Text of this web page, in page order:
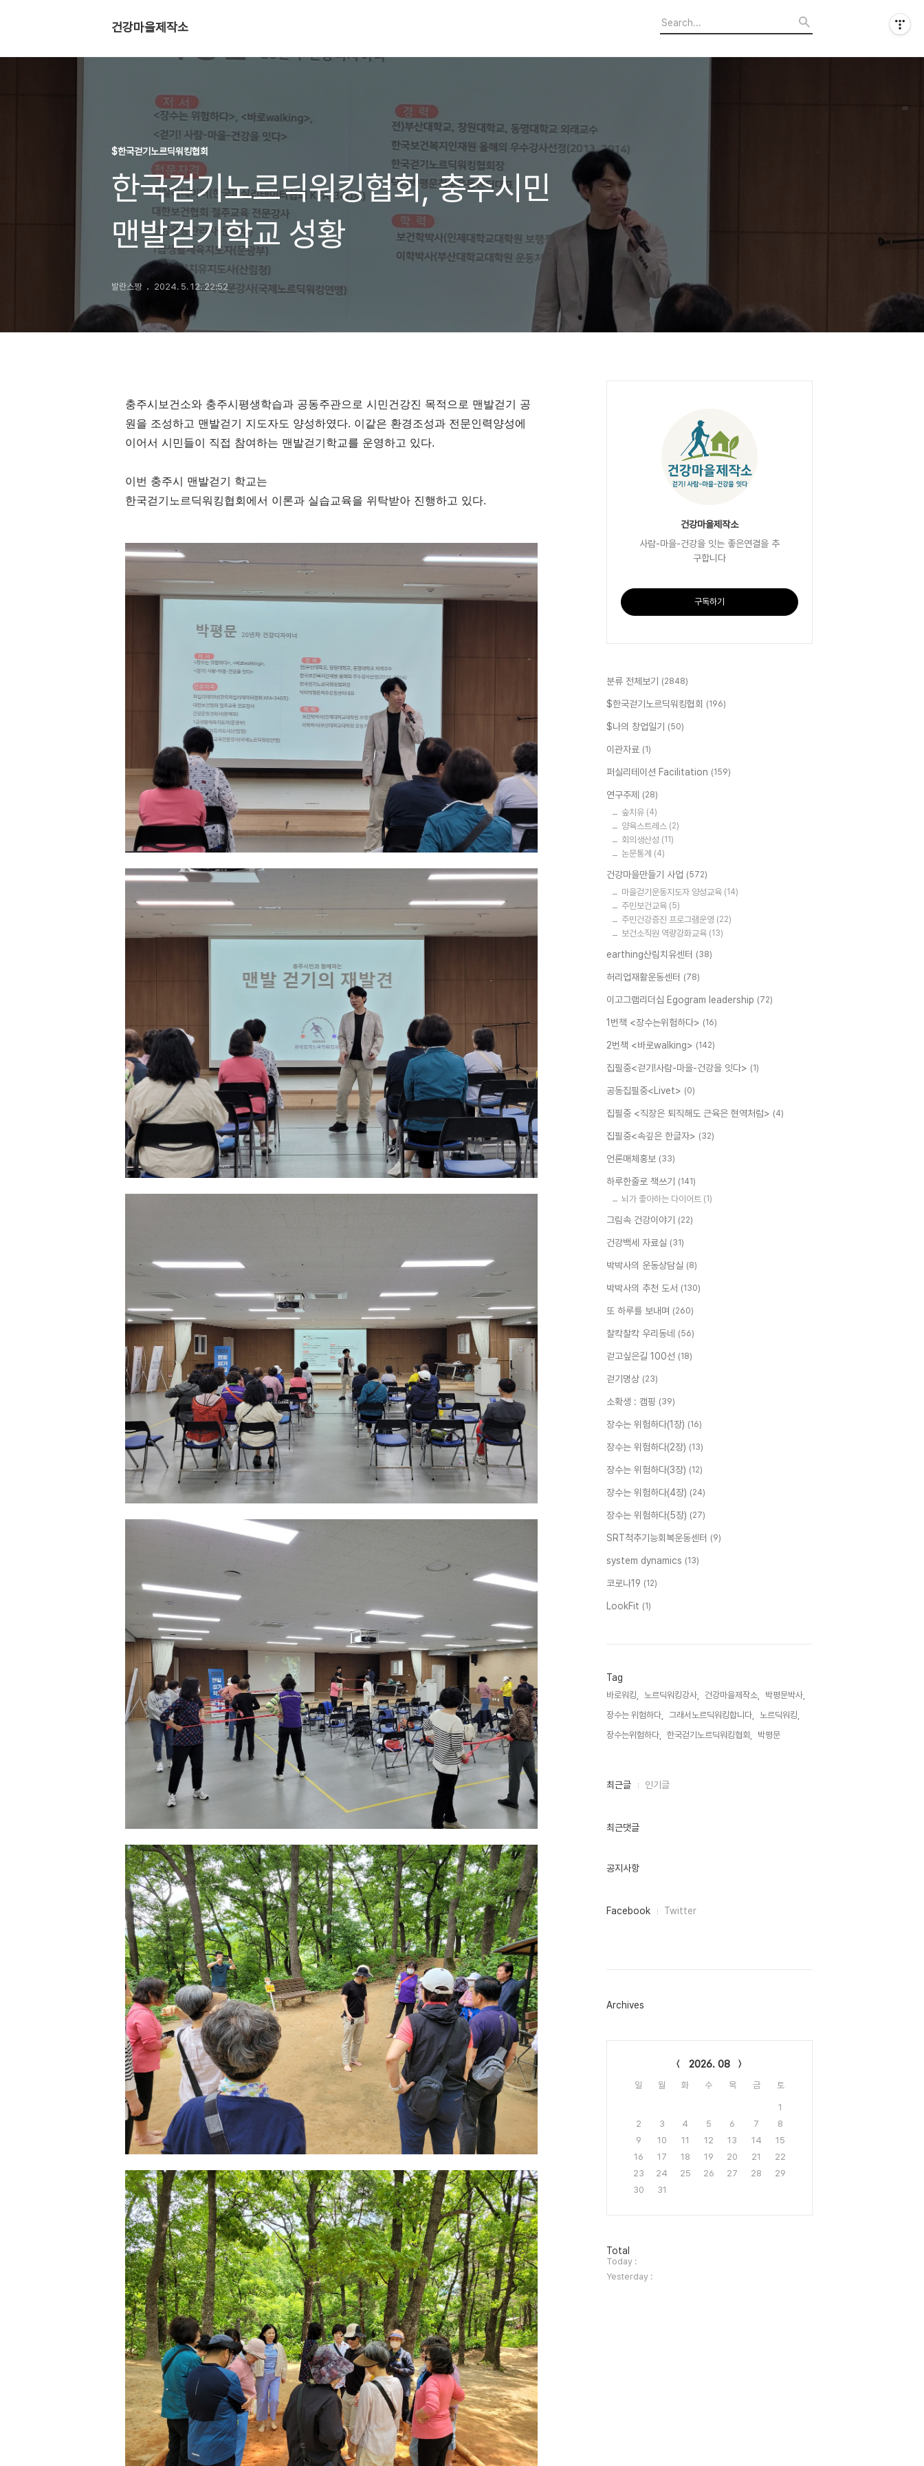
건강마을제작소
$한국걷기노르딕워킹협회
한국걷기노르딕워킹협회, 충주시민
맨발걷기학교 성황
발란스짱 2024. 5. 12. 22:52
충주시보건소와 충주시평생학습과 공동주관으로 시민건강진 목적으로 맨발걷기 공
원을 조성하고 맨발걷기 지도자도 양성하였다. 이같은 환경조성과 전문인력양성에
이어서 시민들이 직접 참여하는 맨발걷기학교를 운영하고 있다.
이번 충주시 맨발걷기 학교는
한국걷기노르딕워킹협회에서 이론과 실습교육을 위탁받아 진행하고 있다.
건강마을제작소
사람-마을-건강을 잇는 좋은연결을 추
구합니다
구독하기
분류 전체보기 (2848)
$한국걷기노르딕워킹협회 (196)
$나의 창업일기 (50)
이관자료 (1)
퍼실리테이션 Facilitation (159)
연구주제 (28)
숲치유 (4)
양육스트레스 (2)
회의생산성 (11)
논문통계 (4)
건강마을만들기 사업 (572)
마을걷기운동지도자 양성교육 (14)
주민보건교육 (5)
주민건강증진 프로그램운영 (22)
보건소직원 역량강화교육 (13)
earthing산림치유센터 (38)
허리업재활운동센터 (78)
이고그램리더십 Egogram leadership (72)
1번책 <장수는위험하다> (16)
2번책 <바로walking> (142)
집필중<걷기!사람-마을-건강을 잇다> (1)
공동집필중<Livet> (0)
집필중 <직장은 퇴직해도 근육은 현역처럼> (4)
집필중<속깊은 한글자> (32)
언론매체홍보 (33)
하루한줄로 책쓰기 (141)
뇌가 좋아하는 다이어트 (1)
그림속 건강이야기 (22)
건강백세 자료실 (31)
박박사의 운동상담실 (8)
박박사의 추천 도서 (130)
또 하루를 보내며 (260)
찰칵찰칵 우리동네 (56)
걷고싶은길 100선 (18)
걷기명상 (23)
소확생 : 캠핑 (39)
장수는 위험하다(1장) (16)
장수는 위험하다(2장) (13)
장수는 위험하다(3장) (12)
장수는 위험하다(4장) (24)
장수는 위험하다(5장) (27)
SRT척추기능회복운동센터 (9)
system dynamics (13)
코로나19 (12)
LookFit (1)
Tag
바로워킹, 노르딕워킹강사, 건강마을제작소,
박평문박사,
장수는 위험하다,
그래서노르딕워킹합니다,
노르딕워킹,
장수는위험하다,
한국걷기노르딕워킹협회, 박평문,
최
인
최근글 인기글
최근댓글
공지사항
페
그
Facebook Twitter
Archives
2026. 08
일 월 화 수 목 금 토
1
2
3 4 5 6 7
8
9
10 11 12 13 14
15
16
17 18 19 20 21
22
23
24 25 26 27 28
29
30
31
방
문
자
수
Total
Today :
Yesterday :